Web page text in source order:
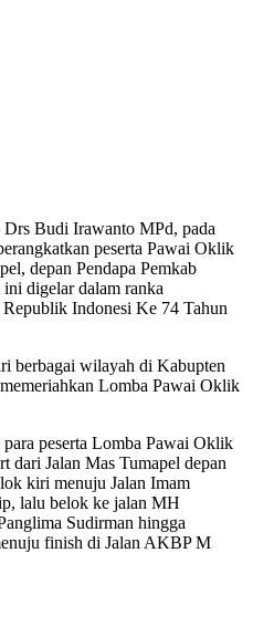
Budi Irawanto MPd, pada
peserta Pawai Oklik
depan Pendapa Pemkab
digelar dalam ranka
Indonesi Ke 74 Tahun
berbagai wilayah di Kabupten
Lomba Pawai Oklik
peserta Lomba Pawai Oklik
dari Jalan Mas Tumapel depan
kiri menuju Jalan Imam
lalu belok ke jalan MH
Sudirman hingga
finish di Jalan AKBP M